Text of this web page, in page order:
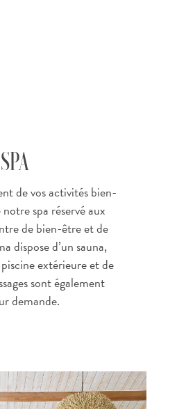
de vos activités bien-
spa réservé aux
de bien-être et de
dispose d’un sauna,
extérieure et de
sont également
demande.